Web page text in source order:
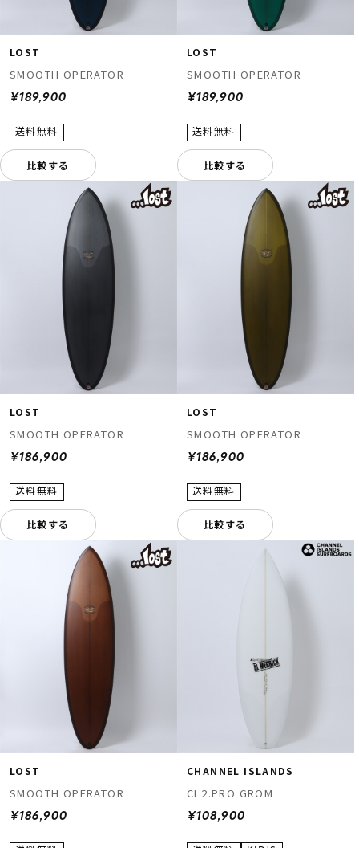
LOST
SMOOTH OPERATOR
¥189,900
比較する
LOST
SMOOTH OPERATOR
¥189,900
比較する
LOST
SMOOTH OPERATOR
¥186,900
比較する
LOST
SMOOTH OPERATOR
¥186,900
比較する
LOST
SMOOTH OPERATOR
¥186,900
CHANNEL ISLANDS
CI 2.PRO GROM
¥108,900